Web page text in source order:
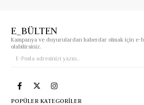
E_BÜLTEN
Kampanya ve duyurulardan haberdar olmak için e-
olabilirsiniz.
POPÜLER KATEGORİLER